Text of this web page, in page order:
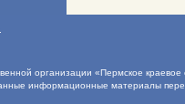
организации «Пермское
информационные материалы